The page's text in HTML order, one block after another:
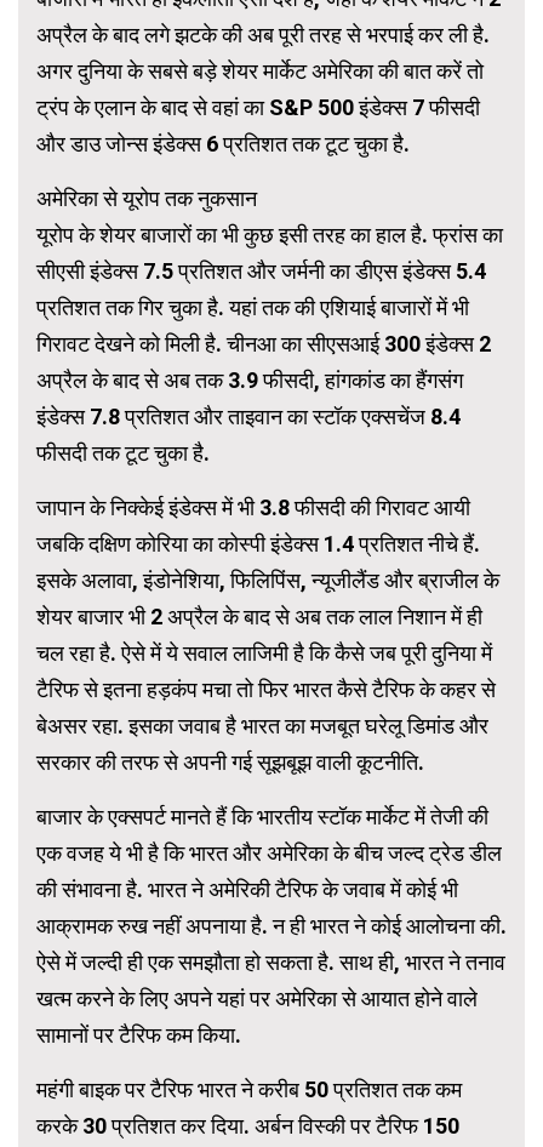
अप्रैल के बाद लगे झटके की अब पूरी तरह से भरपाई कर ली है.
अगर दुनिया के सबसे बड़े शेयर मार्केट अमेरिका की बात करें तो
ट्रंप के एलान के बाद से वहां का S&P 500 इंडेक्स 7 फीसदी
और डाउ जोन्स इंडेक्स 6 प्रतिशत तक टूट चुका है.
अमेरिका से यूरोप तक नुकसान
यूरोप के शेयर बाजारों का भी कुछ इसी तरह का हाल है. फ्रांस का
सीएसी इंडेक्स 7.5 प्रतिशत और जर्मनी का डीएस इंडेक्स 5.4
प्रतिशत तक गिर चुका है. यहां तक की एशियाई बाजारों में भी
गिरावट देखने को मिली है. चीनआ का सीएसआई 300 इंडेक्स 2
अप्रैल के बाद से अब तक 3.9 फीसदी, हांगकांड का हैंगसंग
इंडेक्स 7.8 प्रतिशत और ताइवान का स्टॉक एक्सचेंज 8.4
फीसदी तक टूट चुका है.
जापान के निक्केई इंडेक्स में भी 3.8 फीसदी की गिरावट आयी
जबकि दक्षिण कोरिया का कोस्पी इंडेक्स 1.4 प्रतिशत नीचे हैं.
इसके अलावा, इंडोनेशिया, फिलिपिंस, न्यूजीलैंड और ब्राजील के
शेयर बाजार भी 2 अप्रैल के बाद से अब तक लाल निशान में ही
चल रहा है. ऐसे में ये सवाल लाजिमी है कि कैसे जब पूरी दुनिया में
टैरिफ से इतना हड़कंप मचा तो फिर भारत कैसे टैरिफ के कहर से
बेअसर रहा. इसका जवाब है भारत का मजबूत घरेलू डिमांड और
सरकार की तरफ से अपनी गई सूझबूझ वाली कूटनीति.
बाजार के एक्सपर्ट मानते हैं कि भारतीय स्टॉक मार्केट में तेजी की
एक वजह ये भी है कि भारत और अमेरिका के बीच जल्द ट्रेड डील
की संभावना है. भारत ने अमेरिकी टैरिफ के जवाब में कोई भी
आक्रामक रुख नहीं अपनाया है. न ही भारत ने कोई आलोचना की.
ऐसे में जल्दी ही एक समझौता हो सकता है. साथ ही, भारत ने तनाव
खत्म करने के लिए अपने यहां पर अमेरिका से आयात होने वाले
सामानों पर टैरिफ कम किया.
महंगी बाइक पर टैरिफ भारत ने करीब 50 प्रतिशत तक कम
करके 30 प्रतिशत कर दिया. अर्बन विस्की पर टैरिफ 150